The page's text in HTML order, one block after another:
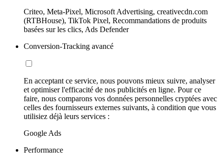
Criteo, Meta-Pixel, Microsoft Advertising, creativecdn.com
(RTBHouse), TikTok Pixel, Recommandations de produits
basées sur les clics, Ads Defender
Conversion-Tracking avancé
En acceptant ce service, nous pouvons mieux suivre, analyser
et optimiser l'efficacité de nos publicités en ligne. Pour ce
faire, nous comparons vos données personnelles cryptées avec
celles des fournisseurs externes suivants, à condition que vous
utilisiez déjà leurs services :
Google Ads
Performance